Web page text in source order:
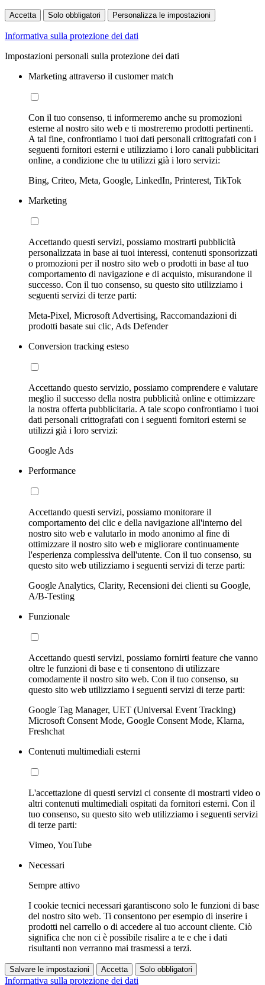
Accetta Solo obbligatori Personalizza le impostazioni
Informativa sulla protezione dei dati
Impostazioni personali sulla protezione dei dati
Marketing attraverso il customer match
Con il tuo consenso, ti informeremo anche su promozioni
esterne al nostro sito web e ti mostreremo prodotti pertinenti.
A tal fine, confrontiamo i tuoi dati personali crittografati con i
seguenti fornitori esterni e utilizziamo i loro canali pubblicitari
online, a condizione che tu utilizzi già i loro servizi:
Bing, Criteo, Meta, Google, LinkedIn, Printerest, TikTok
Marketing
Accettando questi servizi, possiamo mostrarti pubblicità
personalizzata in base ai tuoi interessi, contenuti sponsorizzati
o promozioni per il nostro sito web o prodotti in base al tuo
comportamento di navigazione e di acquisto, misurandone il
successo. Con il tuo consenso, su questo sito utilizziamo i
seguenti servizi di terze parti:
Meta-Pixel, Microsoft Advertising, Raccomandazioni di
prodotti basate sui clic, Ads Defender
Conversion tracking esteso
Accettando questo servizio, possiamo comprendere e valutare
meglio il successo della nostra pubblicità online e ottimizzare
la nostra offerta pubblicitaria. A tale scopo confrontiamo i tuoi
dati personali crittografati con i seguenti fornitori esterni se
utilizzi già i loro servizi:
Google Ads
Performance
Accettando questi servizi, possiamo monitorare il
comportamento dei clic e della navigazione all'interno del
nostro sito web e valutarlo in modo anonimo al fine di
ottimizzare il nostro sito web e migliorare continuamente
l'esperienza complessiva dell'utente. Con il tuo consenso, su
questo sito web utilizziamo i seguenti servizi di terze parti:
Google Analytics, Clarity, Recensioni dei clienti su Google,
A/B-Testing
Funzionale
Accettando questi servizi, possiamo fornirti feature che vanno
oltre le funzioni di base e ti consentono di utilizzare
comodamente il nostro sito web. Con il tuo consenso, su
questo sito web utilizziamo i seguenti servizi di terze parti:
Google Tag Manager, UET (Universal Event Tracking)
Microsoft Consent Mode, Google Consent Mode, Klarna,
Freshchat
Contenuti multimediali esterni
L'accettazione di questi servizi ci consente di mostrarti video o
altri contenuti multimediali ospitati da fornitori esterni. Con il
tuo consenso, su questo sito web utilizziamo i seguenti servizi
di terze parti:
Vimeo, YouTube
Necessari
Sempre attivo
I cookie tecnici necessari garantiscono solo le funzioni di base
del nostro sito web. Ti consentono per esempio di inserire i
prodotti nel carrello o di accedere al tuo account cliente. Ciò
significa che non ci è possibile risalire a te e che i dati
risultanti non verranno mai trasmessi a terzi.
Salvare le impostazioni Accetta Solo obbligatori
Informativa sulla protezione dei dati